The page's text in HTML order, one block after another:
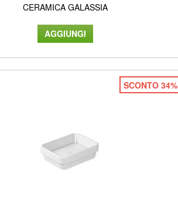
CERAMICA GALASSIA
SCONTO 34%